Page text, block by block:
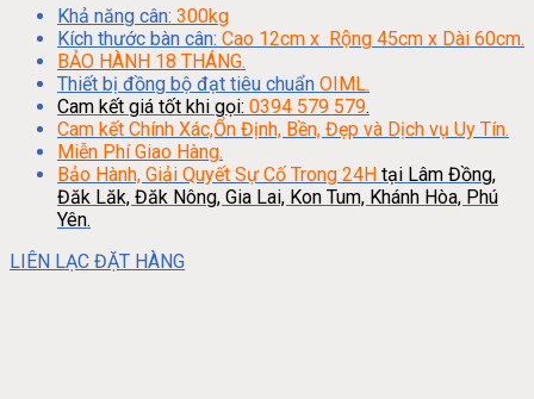
Khả năng cân: 300kg
Kích thước bàn cân: Cao 12cm x Rộng 45cm x Dài 60cm.
BẢO HÀNH 18 THÁNG.
Thiết bị đồng bộ đạt tiêu chuẩn OIML.
Cam kết giá tốt khi gọi: 0394 579 579.
Cam kết Chính Xác,Ổn Định, Bền, Đẹp và Dịch vụ Uy Tín.
Miễn Phí Giao Hàng.
Bảo Hành, Giải Quyết Sự Cố Trong 24H tại Lâm Đồng,
Đăk Lăk, Đăk Nông, Gia Lai, Kon Tum, Khánh Hòa, Phú
Yên.
LIÊN LẠC ĐẶT HÀNG